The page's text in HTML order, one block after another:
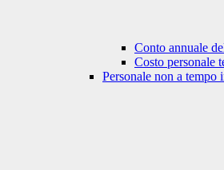
Conto annuale
Costo personale
Personale non a tempo